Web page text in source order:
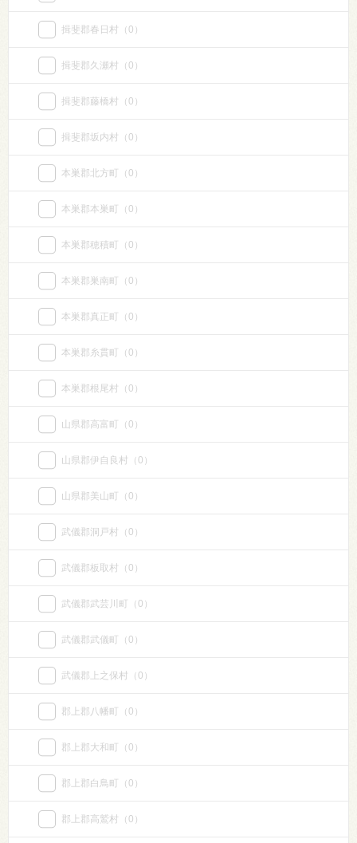
揖斐郡春日村 （0）
揖斐郡久瀬村 （0）
揖斐郡藤橋村 （0）
揖斐郡坂内村 （0）
本巣郡北方町 （0）
本巣郡本巣町 （0）
本巣郡穂積町 （0）
本巣郡巣南町 （0）
本巣郡真正町 （0）
本巣郡糸貫町 （0）
本巣郡根尾村 （0）
山県郡高富町 （0）
山県郡伊自良村 （0）
山県郡美山町 （0）
武儀郡洞戸村 （0）
武儀郡板取村 （0）
武儀郡武芸川町 （0）
武儀郡武儀町 （0）
武儀郡上之保村 （0）
郡上郡八幡町 （0）
郡上郡大和町 （0）
郡上郡白鳥町 （0）
郡上郡高鷲村 （0）